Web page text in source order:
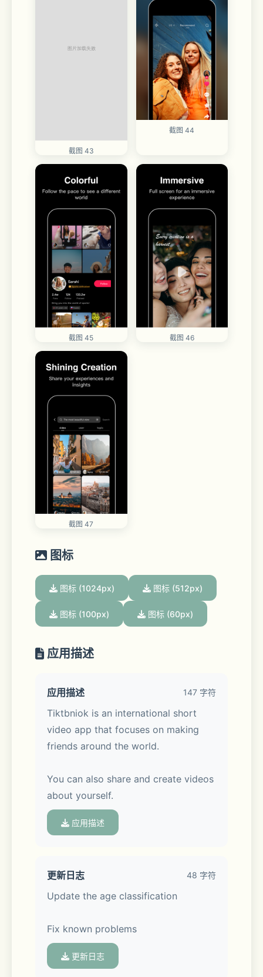
截图 43
截图 44
截图 45 截图 46
截图 47
图标
图标 (1024px) 图标 (512px)
图标 (100px) 图标 (60px)
应用描述
应用描述 147 字符
Tiktbniok is an international short
video app that focuses on making
friends around the world.
You can also share and create videos
about yourself.
应用描述
更新日志 48 字符
Update the age classification
Fix known problems
更新日志